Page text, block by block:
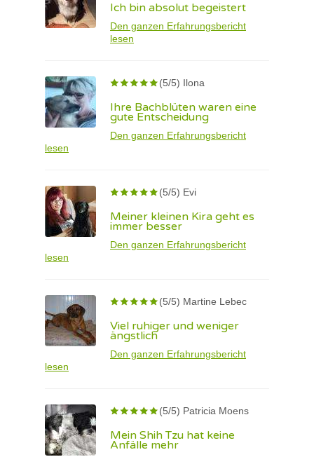
Ich bin absolut begeistert
Den ganzen Erfahrungsbericht
lesen
(5/5) Ilona
Ihre Bachblüten waren eine
gute Entscheidung
Den ganzen Erfahrungsbericht
lesen
(5/5) Evi
Meiner kleinen Kira geht es
immer besser
Den ganzen Erfahrungsbericht
lesen
(5/5) Martine Lebec
Viel ruhiger und weniger
ängstlich
Den ganzen Erfahrungsbericht
lesen
(5/5) Patricia Moens
Mein Shih Tzu hat keine
Anfälle mehr